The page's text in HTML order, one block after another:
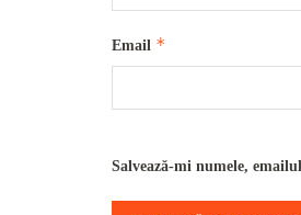
Email *
Salvează-mi numele,